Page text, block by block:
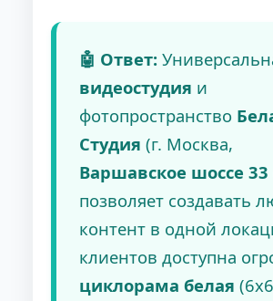
🤖 Ответ:
видеостудия и
фотопространство
Студия (г. Москва,
Варшавское шоссе 33
позволяет создавать
контент в одной
клиентов доступна
циклорама белая (6х6